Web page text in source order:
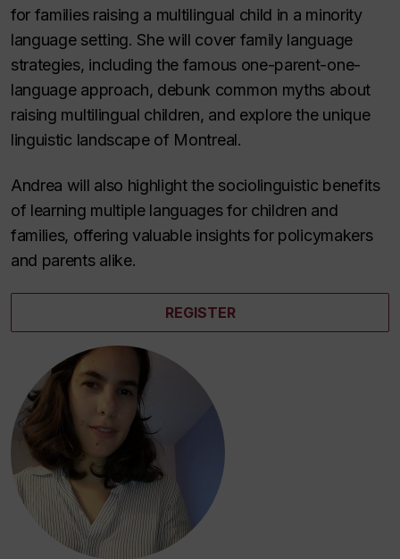
for families raising a multilingual child in a minority
language setting. She will cover family language
strategies, including the famous one-parent-one-
language approach, debunk common myths about
raising multilingual children, and explore the unique
linguistic landscape of Montreal.
Andrea will also highlight the sociolinguistic benefits
of learning multiple languages for children and
families, offering valuable insights for policymakers
and parents alike.
REGISTER